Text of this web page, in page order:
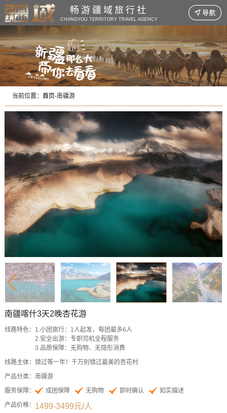
畅游疆域旅行社
CHANGYOU TERRITORY TRAVEL AGENCY 
当前位置： 首页-南疆游
南疆喀什3天2晚杏花游
线路特色： 1.小团旅行：1人起发，每团最多6人
2.安全出游：专职司机全程服务
3.品质保障：无购物、无隐形消费
线路主体： 错过等一年！千万别错过最美的杏花村
产品分类： 南疆游
服务保障：
成团保障 无购物 即时确认
如实描述
产品价格： 1499-3499元/人